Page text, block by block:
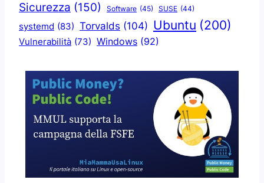
Sicurezza (150) Software (45) SUSE (44)
systemd (83) Torvalds (104) Ubuntu (200)
Vulnerabilità (73) Windows (92)